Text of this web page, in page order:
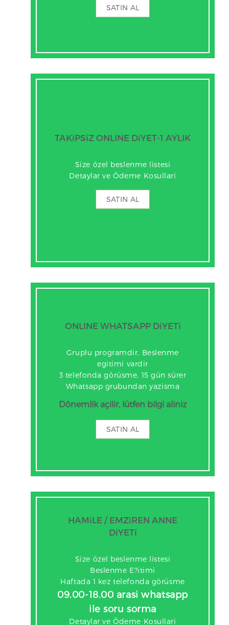
SATIN AL
TAKiPSiZ ONLINE DiYET-1 AYLIK
Size özel beslenme listesi
Detaylar ve Ödeme Kosullari
SATIN AL
ONLINE WHATSAPP DiYETi
Gruplu programdir, Beslenme
egitimi vardir
3 telefonda görüsme, 15 gün sürer
Whatsapp grubundan yazisma
Dönemlik açilir, lütfen bilgi aliniz
SATIN AL
HAMiLE / EMZiREN ANNE
DiYETi
Size özel beslenme listesi
Beslenme E?itimi
Haftada 1 kez telefonda görüsme
09.00-18.00 arasi whatsapp
ile soru sorma
Detaylar ve Ödeme Kosullari